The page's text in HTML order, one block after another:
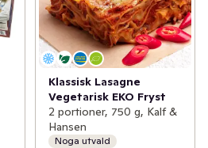
Klassisk Lasagne
Vegetarisk EKO Fryst
2 portioner, 750 g, Kalf &
Hansen
Noga utvald